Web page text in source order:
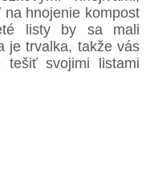
hnojenie kompost
listy by sa mali
je trvalka, takže vás
tešiť svojimi listami